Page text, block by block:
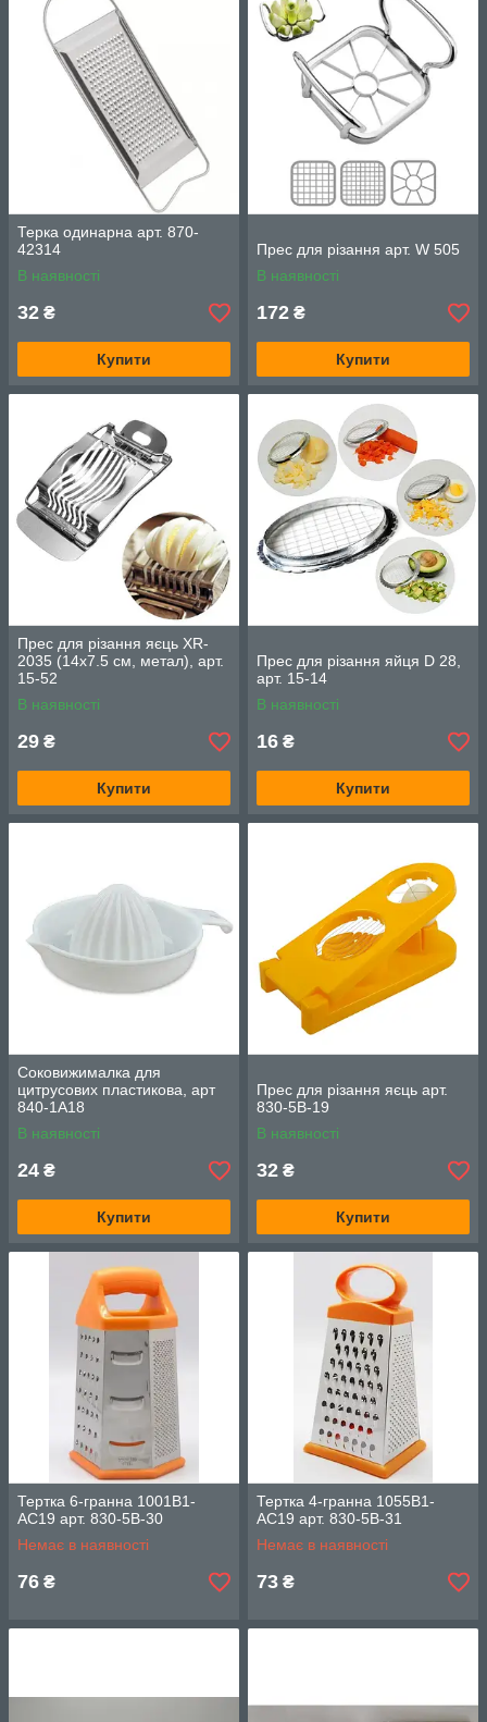
Терка одинарна арт. 870-
42314
В наявності
32 ₴
Купити
Прес для різання арт. W 505
В наявності
172 ₴
Купити
Прес для різання яєць XR-
2035 (14х7.5 см, метал), арт.
15-52
В наявності
29 ₴
Купити
Прес для різання яйця D 28,
арт. 15-14
В наявності
16 ₴
Купити
Соковижималка для
цитрусових пластикова, арт
840-1A18
В наявності
24 ₴
Купити
Прес для різання яєць арт.
830-5B-19
В наявності
32 ₴
Купити
Тертка 6-гранна 1001B1-
AC19 арт. 830-5B-30
Немає в наявності
76 ₴
Тертка 4-гранна 1055B1-
AC19 арт. 830-5B-31
Немає в наявності
73 ₴